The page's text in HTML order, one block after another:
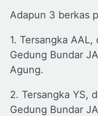
Adapun 3 berkas
1. Tersangka
Gedung Bundar
Agung.
2. Tersangka YS,
Gedung Bundar